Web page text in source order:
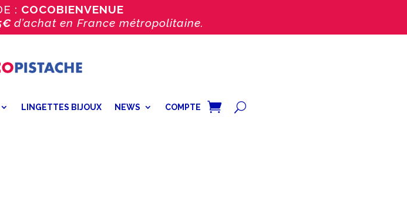
: COCOBIENVENUE
d’achat en France métropolitaine.
LINGETTES BIJOUX NEWS COMPTE